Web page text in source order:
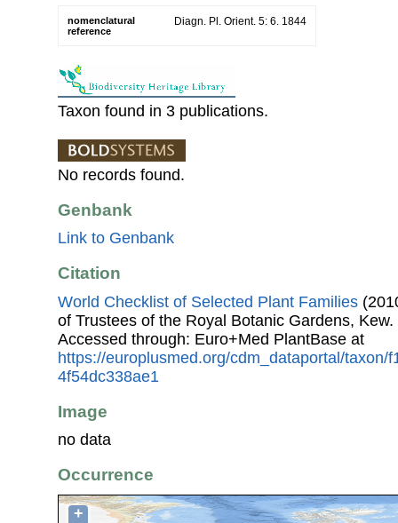
nomenclatural
reference
Diagn. Pl. Orient. 5: 6. 1844
Taxon found in 3 publications.
No records found.
Genbank
Link to Genbank
Citation
World Checklist of Selected Plant Families
of Trustees of the Royal Botanic Gardens, Kew.
Accessed through: Euro+Med PlantBase at
https://europlusmed.org/cdm_dataportal/taxon/
4f54dc338ae1
Image
no data
Occurrence
+